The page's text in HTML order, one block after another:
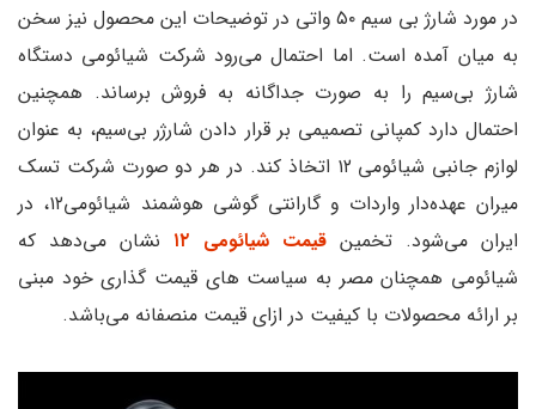
در مورد شارژ بی‌ سیم ۵۰ واتی در توضیحات این محصول نیز سخن
به میان آمده است. اما احتمال می‌رود شرکت شیائومی دستگاه
شارژ بی‌سیم را به صورت جداگانه به فروش برساند. همچنین
احتمال دارد کمپانی تصمیمی بر قرار دادن شارژر بی‌سیم، به عنوان
لوازم جانبی شیائومی ۱۲ اتخاذ کند. در هر دو صورت شرکت تسک
میران عهده‌دار واردات و گارانتی گوشی هوشمند شیائومی۱۲، در
ایران می‌شود. تخمینقیمت شیائومی ۱۲
نشان می‌دهد که
شیائومی همچنان مصر به سیاست‌ های قیمت گذاری خود مبنی
بر ارائه محصولات با کیفیت در ازای قیمت منصفانه می‌باشد.